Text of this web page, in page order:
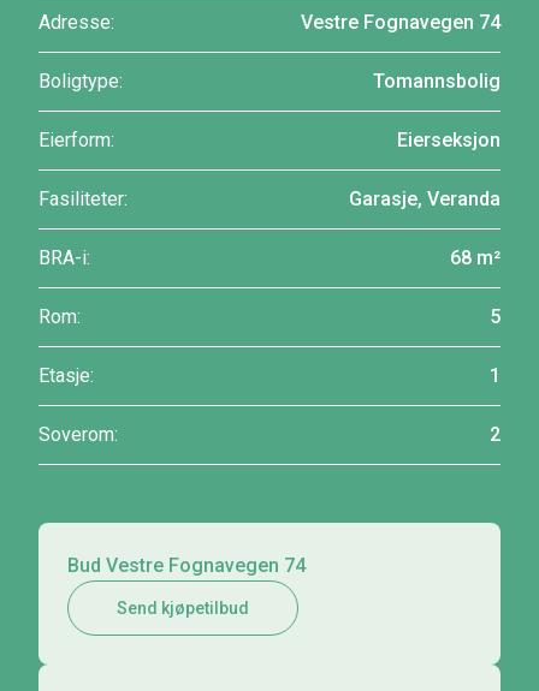
Adresse: Vestre Fognavegen 74
Boligtype: Tomannsbolig
Eierform: Eierseksjon
Fasiliteter: Garasje, Veranda
BRA-i: 68 m²
Rom: 5
Etasje: 1
Soverom: 2
Bud Vestre Fognavegen 74
Send kjøpetilbud